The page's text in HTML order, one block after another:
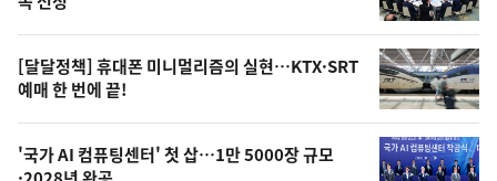
의
영
상
오
[달달정책] 휴대폰 미니멀리즘의 실현…KTX·SRT
예매 한 번에 끝!
'국가 AI 컴퓨팅센터' 첫 삽…1만 5000장 규모